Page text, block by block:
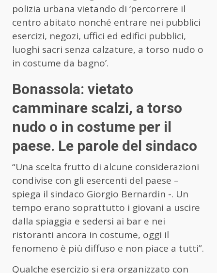
polizia urbana vietando di ‘percorrere il
centro abitato nonché entrare nei pubblici
esercizi, negozi, uffici ed edifici pubblici,
luoghi sacri senza calzature, a torso nudo o
in costume da bagno’.
Bonassola: vietato
camminare scalzi, a torso
nudo o in costume per il
paese. Le parole del sindaco
“Una scelta frutto di alcune considerazioni
condivise con gli esercenti del paese –
spiega il sindaco Giorgio Bernardin -. Un
tempo erano soprattutto i giovani a uscire
dalla spiaggia e sedersi ai bar e nei
ristoranti ancora in costume, oggi il
fenomeno è più diffuso e non piace a tutti”.
Qualche esercizio si era organizzato con